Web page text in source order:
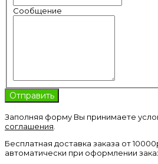
Сообщение
Заполняя форму Вы принимаете
соглашения
Бесплатная доставка заказа от
автоматически при оформлении